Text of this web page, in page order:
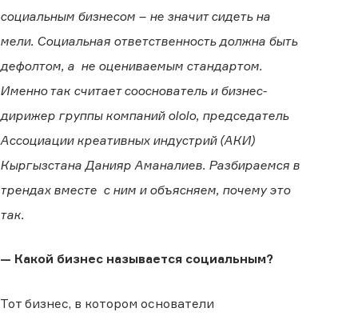
социальным бизнесом – не значит сидеть на
мели. Социальная ответственность должна быть
дефолтом, а не оцениваемым стандартом.
Именно так считает сооснователь и бизнес-
дирижер группы компаний ololo, председатель
Ассоциации креативных индустрий (АКИ)
Кыргызстана Данияр Аманалиев. Разбираемся в
трендах вместе с ним и объясняем, почему это
так.
— Какой бизнес называется социальным?
Тот бизнес, в котором основатели